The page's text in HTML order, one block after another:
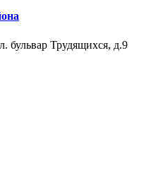
бульвар Трудящихся, д.9